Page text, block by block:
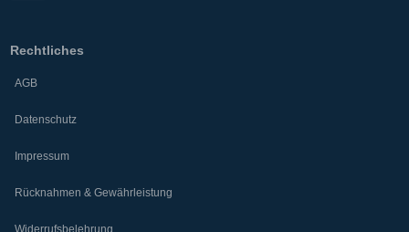
Rechtliches
AGB
Datenschutz
Impressum
Rücknahmen & Gewährleistung
Widerrufsbelehrung